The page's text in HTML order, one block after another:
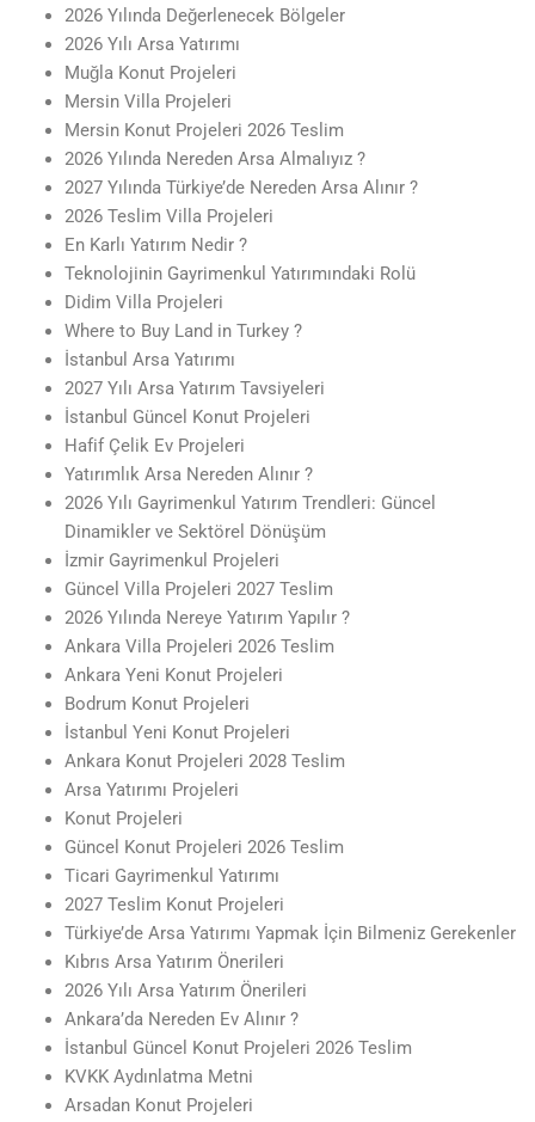
2026 Yılında Değerlenecek Bölgeler
2026 Yılı Arsa Yatırımı
Muğla Konut Projeleri
Mersin Villa Projeleri
Mersin Konut Projeleri 2026 Teslim
2026 Yılında Nereden Arsa Almalıyız ?
2027 Yılında Türkiye’de Nereden Arsa Alınır ?
2026 Teslim Villa Projeleri
En Karlı Yatırım Nedir ?
Teknolojinin Gayrimenkul Yatırımındaki Rolü
Didim Villa Projeleri
Where to Buy Land in Turkey ?
İstanbul Arsa Yatırımı
2027 Yılı Arsa Yatırım Tavsiyeleri
İstanbul Güncel Konut Projeleri
Hafif Çelik Ev Projeleri
Yatırımlık Arsa Nereden Alınır ?
2026 Yılı Gayrimenkul Yatırım Trendleri: Güncel
Dinamikler ve Sektörel Dönüşüm
İzmir Gayrimenkul Projeleri
Güncel Villa Projeleri 2027 Teslim
2026 Yılında Nereye Yatırım Yapılır ?
Ankara Villa Projeleri 2026 Teslim
Ankara Yeni Konut Projeleri
Bodrum Konut Projeleri
İstanbul Yeni Konut Projeleri
Ankara Konut Projeleri 2028 Teslim
Arsa Yatırımı Projeleri
Konut Projeleri
Güncel Konut Projeleri 2026 Teslim
Ticari Gayrimenkul Yatırımı
2027 Teslim Konut Projeleri
Türkiye’de Arsa Yatırımı Yapmak İçin Bilmeniz Gerekenler
Kıbrıs Arsa Yatırım Önerileri
2026 Yılı Arsa Yatırım Önerileri
Ankara’da Nereden Ev Alınır ?
İstanbul Güncel Konut Projeleri 2026 Teslim
KVKK Aydınlatma Metni
Arsadan Konut Projeleri